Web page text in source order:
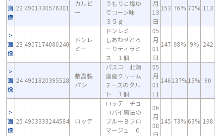
画
像
22 4901330576301
カルビ
ー
うもりこ塩ゆ
でコーン味
３５ｇ
月
13
日
153 76% 70% 113
画
像
23 4907174080240
ドンレ
ミー
ドンレミー
しあわせとろ
ーりティラミ
ス １個
05
月
01
日
147 98% 9% 242
画
像
24 4901820395528
敷島製
パン
パスコ 北海
道産クリーム
チーズのタル
ト １個
05
月
01
日
146137%15% 90
画
像
25 4903333244584 ロッテ
ロッテ チョ
コパイ魔法の
ブルーＢフロ
マージュ ６
06
月
08
日
145 73% 63% 198